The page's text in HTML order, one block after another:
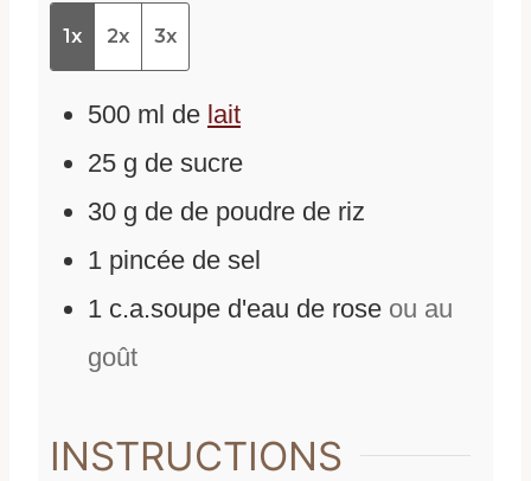
1x 2x 3x
500 ml de lait
25 g de sucre
30 g de de poudre de riz
1 pincée de sel
1 c.a.soupe d'eau de rose ou au
goût
INSTRUCTIONS